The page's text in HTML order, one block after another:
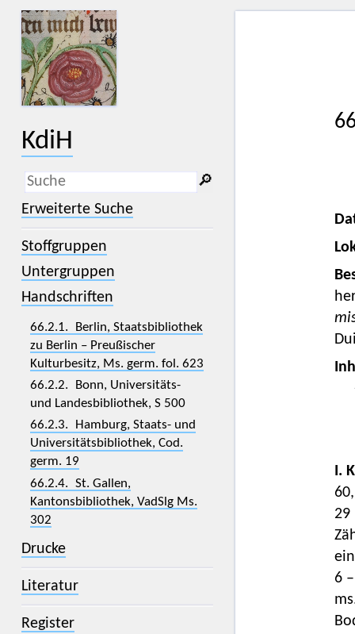
KdiH
_
(der Unterstrich) ist Platzhalter für
genau ein Zeichen.
% (das Prozentzeichen) ist Platzhalter
für kein, ein oder mehr als ein
🔎︎
Erweiterte Suche
Stoffgruppen
Untergruppen
Handschriften
66.2.1. Berlin, Staatsbibliothek
zu Berlin – Preußischer
Kulturbesitz, Ms. germ. fol. 623
66.2.2. Bonn, Universitäts-
und Landesbibliothek, S 500
66.2.3. Hamburg, Staats- und
Universitätsbibliothek, Cod.
germ. 19
66.2.4. St. Gallen,
Kantonsbibliothek, VadSlg Ms.
302
Drucke
Literatur
Register
I.
29
6